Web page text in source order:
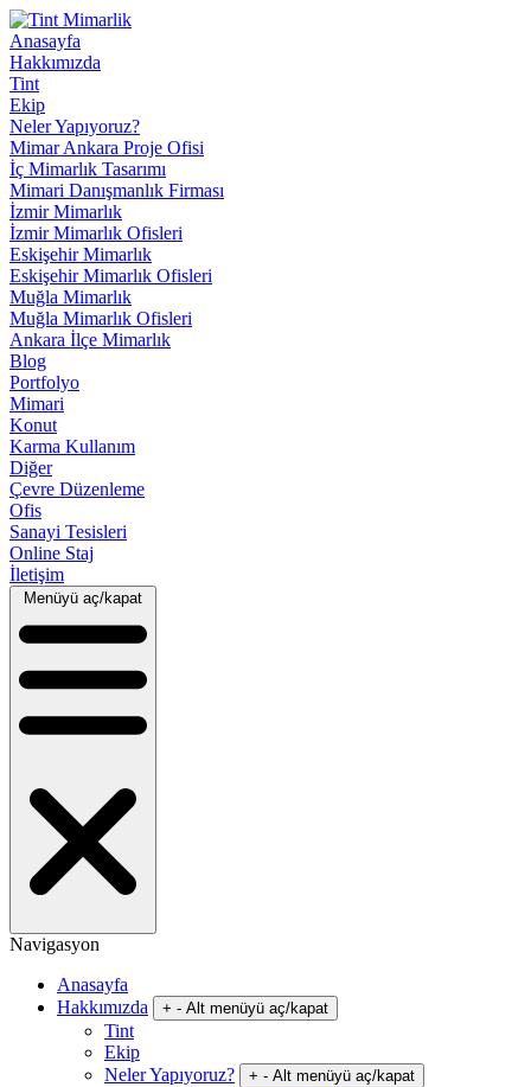
Anasayfa
Hakkımızda
Tint
Ekip
Neler Yapıyoruz?
Mimar Ankara Proje Ofisi
İç Mimarlık Tasarımı
Mimari Danışmanlık Firması
İzmir Mimarlık
İzmir Mimarlık Ofisleri
Eskişehir Mimarlık
Eskişehir Mimarlık Ofisleri
Muğla Mimarlık
Muğla Mimarlık Ofisleri
Ankara İlçe Mimarlık
Blog
Portfolyo
Mimari
Konut
Karma Kullanım
Diğer
Çevre Düzenleme
Ofis
Sanayi Tesisleri
Online Staj
İletişim
Menüyü aç/kapat
Navigasyon
Anasayfa
Hakkımızda
+ - Alt menüyü aç/kapat
Tint
Ekip
Neler Yapıyoruz?
+ - Alt menüyü aç/kapat